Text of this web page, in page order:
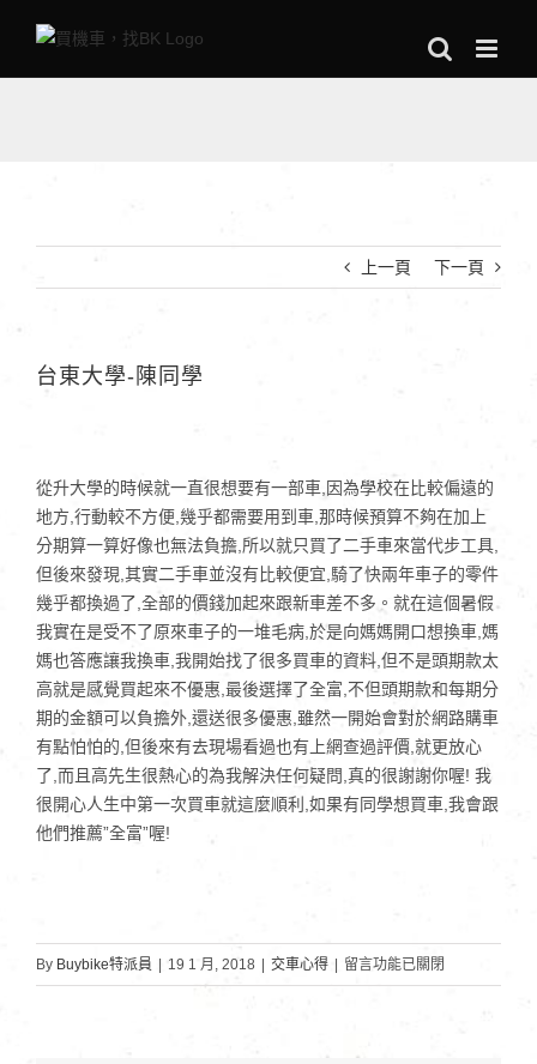
上一頁 下一頁
台東大學-陳同學
從升大學的時候就一直很想要有一部車,因為學校在比較偏遠的
地方,行動較不方便,幾乎都需要用到車,那時候預算不夠在加上
分期算一算好像也無法負擔,所以就只買了二手車來當代步工具,
但後來發現,其實二手車並沒有比較便宜,騎了快兩年車子的零件
幾乎都換過了,全部的價錢加起來跟新車差不多。就在這個暑假
我實在是受不了原來車子的一堆毛病,於是向媽媽開口想換車,媽
媽也答應讓我換車,我開始找了很多買車的資料,但不是頭期款太
高就是感覺買起來不優惠,最後選擇了全富,不但頭期款和每期分
期的金額可以負擔外,還送很多優惠,雖然一開始會對於網路購車
有點怕怕的,但後來有去現場看過也有上網查過評價,就更放心
了,而且高先生很熱心的為我解決任何疑問,真的很謝謝你喔! 我
很開心人生中第一次買車就這麼順利,如果有同學想買車,我會跟
他們推薦”全富”喔!
By Buybike特派員 19 1 月, 2018 交車心得
在
留言功能已關閉